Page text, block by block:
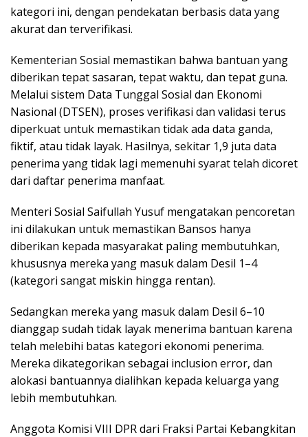
kategori ini, dengan pendekatan berbasis data yang
akurat dan terverifikasi.
Kementerian Sosial memastikan bahwa bantuan yang
diberikan tepat sasaran, tepat waktu, dan tepat guna.
Melalui sistem Data Tunggal Sosial dan Ekonomi
Nasional (DTSEN), proses verifikasi dan validasi terus
diperkuat untuk memastikan tidak ada data ganda,
fiktif, atau tidak layak. Hasilnya, sekitar 1,9 juta data
penerima yang tidak lagi memenuhi syarat telah dicoret
dari daftar penerima manfaat.
Menteri Sosial Saifullah Yusuf mengatakan pencoretan
ini dilakukan untuk memastikan Bansos hanya
diberikan kepada masyarakat paling membutuhkan,
khususnya mereka yang masuk dalam Desil 1–4
(kategori sangat miskin hingga rentan).
Sedangkan mereka yang masuk dalam Desil 6–10
dianggap sudah tidak layak menerima bantuan karena
telah melebihi batas kategori ekonomi penerima.
Mereka dikategorikan sebagai inclusion error, dan
alokasi bantuannya dialihkan kepada keluarga yang
lebih membutuhkan.
Anggota Komisi VIII DPR dari Fraksi Partai Kebangkitan